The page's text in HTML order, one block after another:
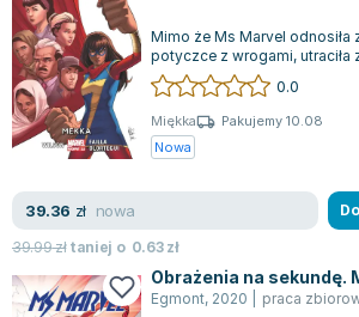
Joseph Murphy
Jan Sztaudynger
Aleksander Puszkin
Oscar Wilde
Małgorzata Ohme
Leszek Czarnecki
Joanna Racewicz
Janina Zającówna
Mimo że Ms Marvel
potyczce z wrogami, utraciła
mieszkańców swojego
0.0
Miękka
Pakujemy 10.08
Nowa
39.36 zł nowa
39.99złtaniej o 0.63zł
Obrażenia na sekundę.
Egmont, 2020 praca